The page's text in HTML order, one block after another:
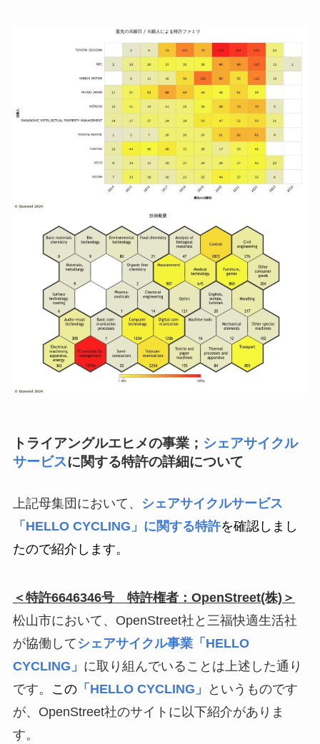
トライアングルエヒメの事業； シェアサイクル
サービスに関する特許の詳細について
上記母集団において、
シェアサイクルサービス
「HELLO CYCLING」に関する特許を確認しまし
たので紹介します。
＜特許6646346号 特許権者：OpenStreet(株)＞
松山市において、OpenStreet社と三福快適生活社
が協働して シェアサイクル事業「HELLO
CYCLING」 に取り組んでいることは上述した通り
です。
この「HELLO CYCLING」
というものです
が、OpenStreet社のサイトに以下紹介がありま
す。